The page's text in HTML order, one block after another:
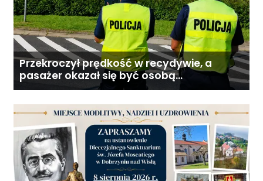
Przekroczył prędkość w recydywie, a
pasażer okazał się być osobą
poszukiwaną